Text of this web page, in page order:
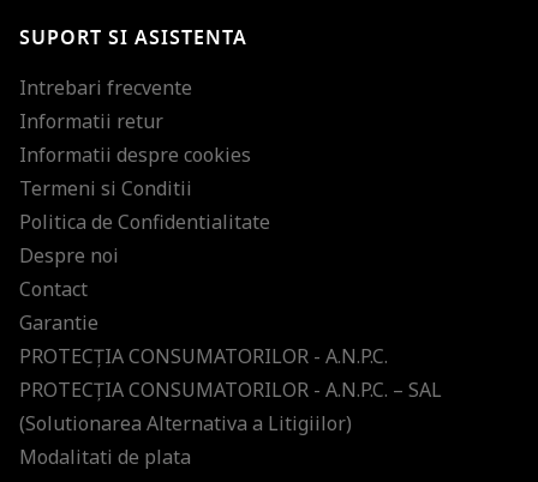
SUPORT SI ASISTENTA
Intrebari frecvente
Informatii retur
Informatii despre cookies
Termeni si Conditii
Politica de Confidentialitate
Despre noi
Contact
Garantie
PROTECŢIA CONSUMATORILOR - A.N.P.C.
PROTECŢIA CONSUMATORILOR - A.N.P.C. – SAL
(Solutionarea Alternativa a Litigiilor)
Modalitati de plata